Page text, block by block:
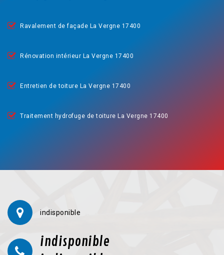
Ravalement de façade La Vergne 17400
Rénovation intérieur La Vergne 17400
Entretien de toiture La Vergne 17400
Traitement hydrofuge de toiture La Vergne 17400
indisponible
indisponible